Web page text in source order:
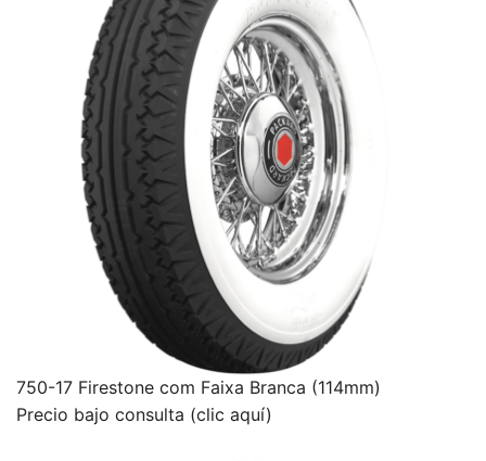
750-17 Firestone com Faixa Branca (114mm)
Precio bajo consulta (clic aquí)